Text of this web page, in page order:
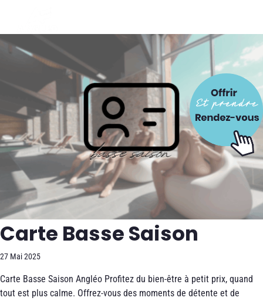
Carte Basse Saison
27 Mai 2025
Carte Basse Saison Angléo Profitez du bien-être à petit prix, quand
tout est plus calme. Offrez-vous des moments de détente et de